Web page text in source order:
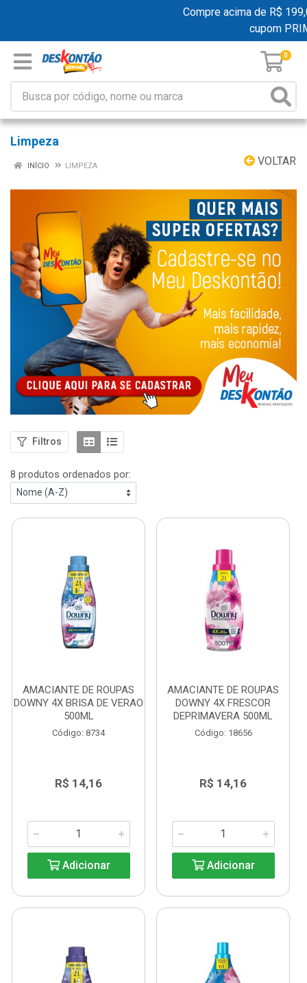
Compre acima de R$
cupom
0
Limpeza
VOLTAR
INÍCIO LIMPEZA
Filtros
8 produtos ordenados por:
AMACIANTE DE ROUPAS
DOWNY 4X BRISA DE VERAO
500ML
Código: 8734
R$ 14,16
Adicionar
AMACIANTE DE ROUPAS
DOWNY 4X FRESCOR
DEPRIMAVERA 500ML
Código: 18656
R$ 14,16
Adicionar